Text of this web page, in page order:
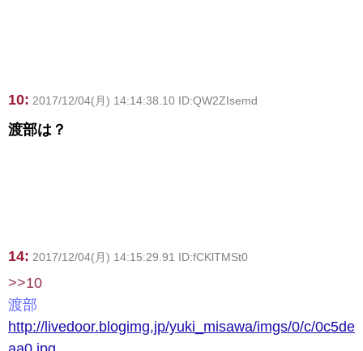
10: 2017/12/04(月) 14:14:38.10 ID:QW2ZIsemd
渡部は？
14: 2017/12/04(月) 14:15:29.91 ID:fCKlTMSt0
>>10
渡部
http://livedoor.blogimg.jp/yuki_misawa/imgs/0/c/0c5de